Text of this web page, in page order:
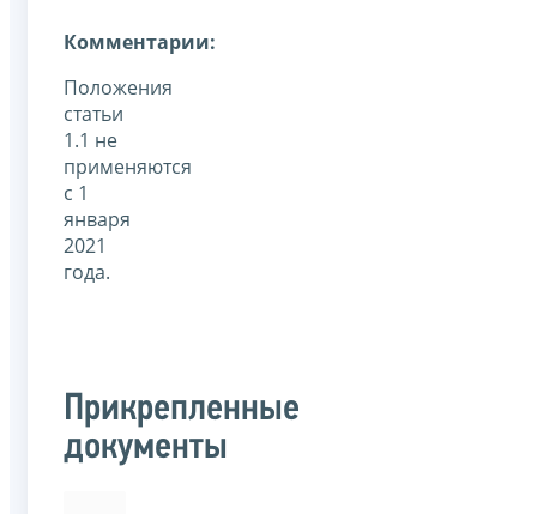
Комментарии:
Положения
статьи
1.1 не
применяются
с 1
января
2021
года.
Прикрепленные
документы